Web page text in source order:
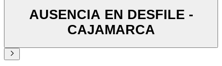
AUSENCIA EN DESFILE -
CAJAMARCA